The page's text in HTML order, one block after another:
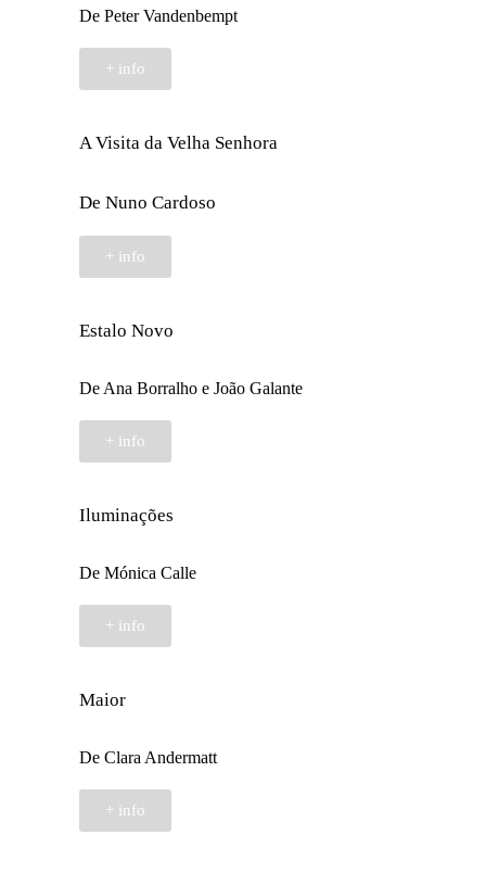
De Peter Vandenbempt
+ info
A Visita da Velha Senhora
De Nuno Cardoso
+ info
Estalo Novo
De Ana Borralho e João Galante
+ info
Iluminações
De Mónica Calle
+ info
Maior
De Clara Andermatt
+ info